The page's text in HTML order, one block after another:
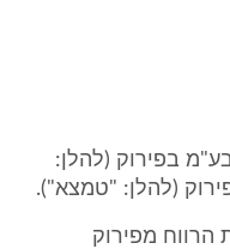
בפירוק (להלן:
(להלן: "טמצא").
הרווח מפירוק